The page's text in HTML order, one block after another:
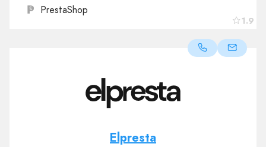
1.9
PrestaShop
Elpresta